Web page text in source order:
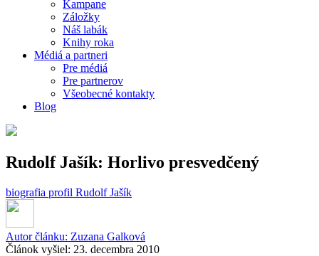
Kampane
Záložky
Náš labák
Knihy roka
Médiá a partneri
Pre médiá
Pre partnerov
Všeobecné kontakty
Blog
Rudolf Jašík: Horlivo presvedčený
biografia profil Rudolf Jašík
Autor článku: Zuzana Galková
Článok vyšiel: 23. decembra 2010